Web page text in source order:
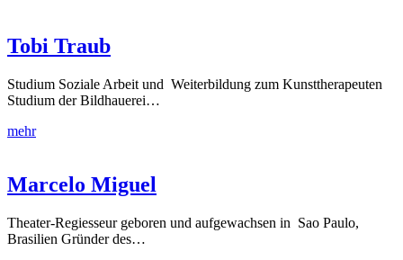
Tobi Traub
Studium Soziale Arbeit und Weiterbildung zum Kunsttherapeuten
Studium der Bildhauerei…
mehr
Marcelo Miguel
Theater-Regiesseur geboren und aufgewachsen in Sao Paulo,
Brasilien Gründer des…